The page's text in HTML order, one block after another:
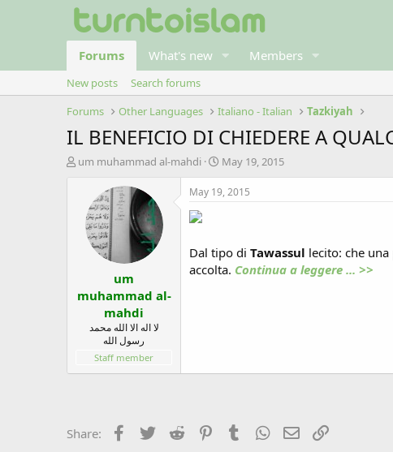
Forums What's new Members
New posts
Search forums
Forums
Other Languages Italiano - Italian Tazkiyah
IL BENEFICIO DI CHIEDERE A
T
r
um muhammad al-mahdi
S
t
a
a
e
May 19, 2015
um
muhammad al-
mahdi
لا اله الا الله محمد
رسول الله
Staff member
May 19, 2015
Dal tipo di Tawassul lecito: che
accolta. Continua a leggere ... >>
Share: Facebook
Twitter Reddit PinterestTumblrWhatsApp
Email